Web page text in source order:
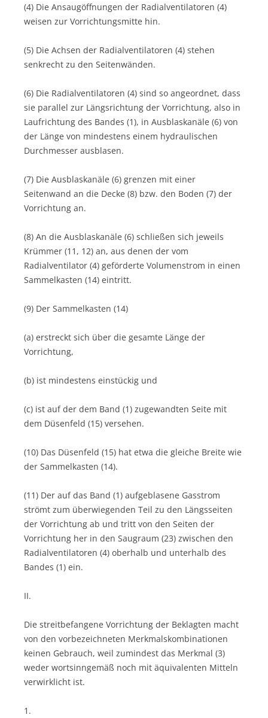
(4) Die Ansaugöffnungen der Radialventilatoren (4)
weisen zur Vorrichtungsmitte hin.
(5) Die Achsen der Radialventilatoren (4) stehen
senkrecht zu den Seitenwänden.
(6) Die Radialventilatoren (4) sind so angeordnet, dass
sie parallel zur Längsrichtung der Vorrichtung, also in
Laufrichtung des Bandes (1), in Ausblaskanäle (6) von
der Länge von mindestens einem hydraulischen
Durchmesser ausblasen.
(7) Die Ausblaskanäle (6) grenzen mit einer
Seitenwand an die Decke (8) bzw. den Boden (7) der
Vorrichtung an.
(8) An die Ausblaskanäle (6) schließen sich jeweils
Krümmer (11, 12) an, aus denen der vom
Radialventilator (4) geförderte Volumenstrom in einen
Sammelkasten (14) eintritt.
(9) Der Sammelkasten (14)
(a) erstreckt sich über die gesamte Länge der
Vorrichtung,
(b) ist mindestens einstückig und
(c) ist auf der dem Band (1) zugewandten Seite mit
dem Düsenfeld (15) versehen.
(10) Das Düsenfeld (15) hat etwa die gleiche Breite wie
der Sammelkasten (14).
(11) Der auf das Band (1) aufgeblasene Gasstrom
strömt zum überwiegenden Teil zu den Längsseiten
der Vorrichtung ab und tritt von den Seiten der
Vorrichtung her in den Saugraum (23) zwischen den
Radialventilatoren (4) oberhalb und unterhalb des
Bandes (1) ein.
II.
Die streitbefangene Vorrichtung der Beklagten macht
von den vorbezeichneten Merkmalskombinationen
keinen Gebrauch, weil zumindest das Merkmal (3)
weder wortsinngemäß noch mit äquivalenten Mitteln
verwirklicht ist.
1.